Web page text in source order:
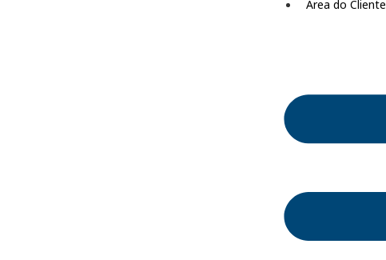
Área do Cliente